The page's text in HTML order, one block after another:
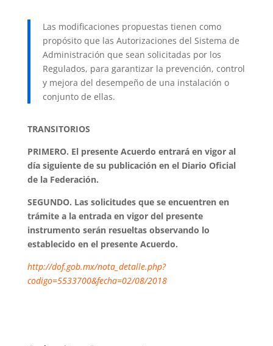
Las modificaciones propuestas tienen como
propósito que las Autorizaciones del Sistema de
Administración que sean solicitadas por los
Regulados, para garantizar la prevención, control
y mejora del desempeño de una instalación o
conjunto de ellas.
TRANSITORIOS
PRIMERO. El presente Acuerdo entrará en vigor al
día siguiente de su publicación en el Diario Oficial
de la Federación.
SEGUNDO. Las solicitudes que se encuentren en
trámite a la entrada en vigor del presente
instrumento serán resueltas observando lo
establecido en el presente Acuerdo.
http://dof.gob.mx/nota_detalle.php?
codigo=5533700&fecha=02/08/2018